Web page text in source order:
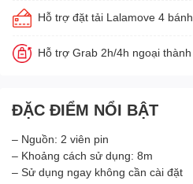
Hỗ trợ đặt tải Lalamove 4 bánh
Hỗ trợ Grab 2h/4h ngoại thành
ĐẶC ĐIỂM NỔI BẬT
– Nguồn: 2 viên pin
– Khoảng cách sử dụng: 8m
– Sử dụng ngay không cần cài đặt